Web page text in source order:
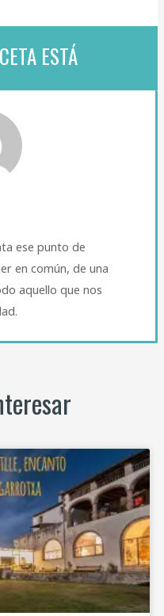
ESTÁ
ese punto de
en común, de una
aquello que nos